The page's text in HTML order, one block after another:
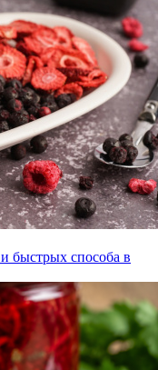
быстрых способа в